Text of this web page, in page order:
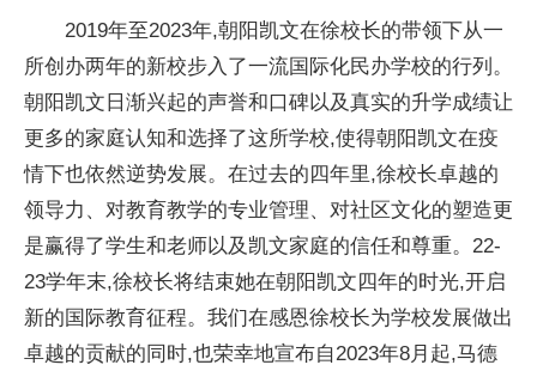
2019年至2023年,朝阳凯文在徐校长的带领下从一
所创办两年的新校步入了一流国际化民办学校的行列。
朝阳凯文日渐兴起的声誉和口碑以及真实的升学成绩让
更多的家庭认知和选择了这所学校,使得朝阳凯文在疫
情下也依然逆势发展。在过去的四年里,徐校长卓越的
领导力、对教育教学的专业管理、对社区文化的塑造更
是赢得了学生和老师以及凯文家庭的信任和尊重。22-
23学年末,徐校长将结束她在朝阳凯文四年的时光,开启
新的国际教育征程。我们在感恩徐校长为学校发展做出
卓越的贡献的同时,也荣幸地宣布自2023年8月起,马德